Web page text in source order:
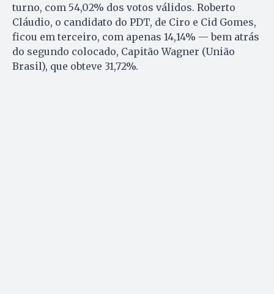
turno, com 54,02% dos votos válidos. Roberto
Cláudio, o candidato do PDT, de Ciro e Cid Gomes,
ficou em terceiro, com apenas 14,14% — bem atrás
do segundo colocado, Capitão Wagner (União
Brasil), que obteve 31,72%.